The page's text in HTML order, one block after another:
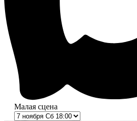
Малая сцена